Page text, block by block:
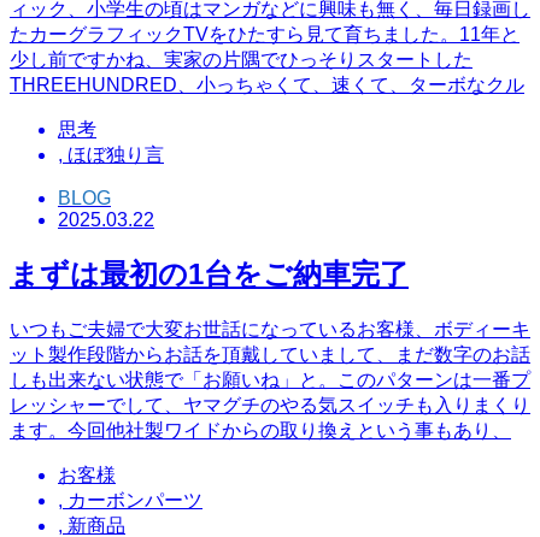
ィック、小学生の頃はマンガなどに興味も無く、毎日録画し
たカーグラフィックTVをひたすら見て育ちました。11年と
少し前ですかね、実家の片隅でひっそりスタートした
THREEHUNDRED、小っちゃくて、速くて、ターボなクル
思考
, ほぼ独り言
BLOG
2025.03.22
まずは最初の1台をご納車完了
いつもご夫婦で大変お世話になっているお客様、ボディーキ
ット製作段階からお話を頂戴していまして、まだ数字のお話
しも出来ない状態で「お願いね」と。このパターンは一番プ
レッシャーでして、ヤマグチのやる気スイッチも入りまくり
ます。今回他社製ワイドからの取り換えという事もあり、
お客様
, カーボンパーツ
, 新商品